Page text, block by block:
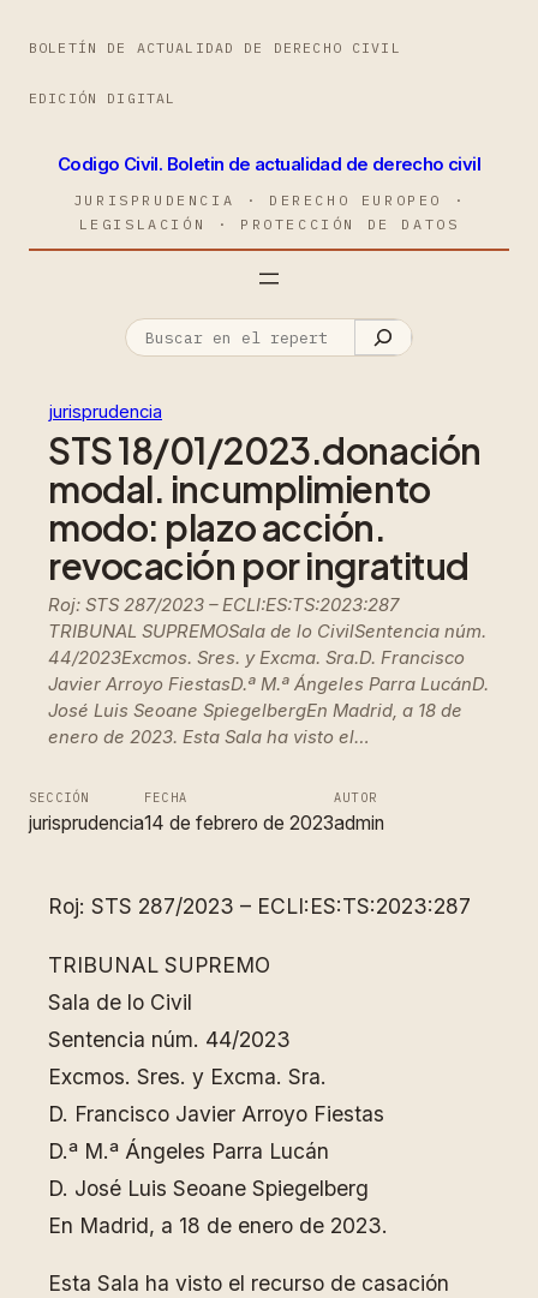
BOLETÍN DE ACTUALIDAD DE DERECHO CIVIL
EDICIÓN DIGITAL
Codigo Civil. Boletin de actualidad de derecho civil
JURISPRUDENCIA · DERECHO EUROPEO ·
LEGISLACIÓN · PROTECCIÓN DE DATOS
jurisprudencia
STS 18/01/2023.donación
modal. incumplimiento
modo: plazo acción.
revocación por ingratitud
Roj: STS 287/2023 – ECLI:ES:TS:2023:287
TRIBUNAL SUPREMOSala de lo CivilSentencia núm.
44/2023Excmos. Sres. y Excma. Sra.D. Francisco
Javier Arroyo FiestasD.ª M.ª Ángeles Parra LucánD.
José Luis Seoane SpiegelbergEn Madrid, a 18 de
enero de 2023. Esta Sala ha visto el…
SECCIÓN
jurisprudencia
FECHA
14 de febrero de 2023
AUTOR
admin
Roj: STS 287/2023 – ECLI:ES:TS:2023:287
TRIBUNAL SUPREMO
Sala de lo Civil
Sentencia núm. 44/2023
Excmos. Sres. y Excma. Sra.
D. Francisco Javier Arroyo Fiestas
D.ª M.ª Ángeles Parra Lucán
D. José Luis Seoane Spiegelberg
En Madrid, a 18 de enero de 2023.
Esta Sala ha visto el recurso de casación